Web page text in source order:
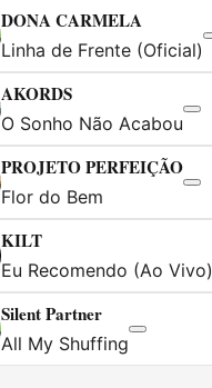
DONA CARMELA
Linha de Frente (Oficial)
AKORDS
O Sonho Não Acabou
PROJETO PERFEIÇÃO
Flor do Bem
KILT
Eu Recomendo (Ao Vivo)
Silent Partner
All My Shuffing